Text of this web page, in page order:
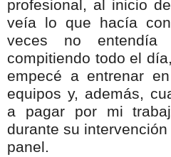
profesional, al inicio
veía lo que hacía
veces no entendía
compitiendo todo el
empecé a entrenar
equipos y, además,
a pagar por mi
durante su
panel.